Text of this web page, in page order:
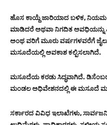
ಹೊಸ ಕಾಯ್ದೆ ಜಾರಿಯಾದ ಬಳಿಕ, ನಿಯಮ
ಮಾಡಿದರೆ ಅಥವಾ ನಿಗದಿತ ಅವಧಿಯನ್ನು
ಅಂಥ ವರಿಗೆ ಮೂರು ವರ್ಷಗಳವರೆಗೆ ಜೈಲು
ಮಸೂದೆಯಲ್ಲಿ ಅವಕಾಶ ಕಲ್ಪಿಸಲಾಗಿದೆ.
ಮಸೂದೆಯ ಕರಡು ಸಿದ್ಧವಾಗಿದೆ.
ಮಂಡಲ ಅಧಿವೇಶನದಲ್ಲಿ ಈ ಮಸೂದೆ
ಸರ್ಕಾರದ ವಿವಿಧ ಇಲಾಖೆಗಳು,